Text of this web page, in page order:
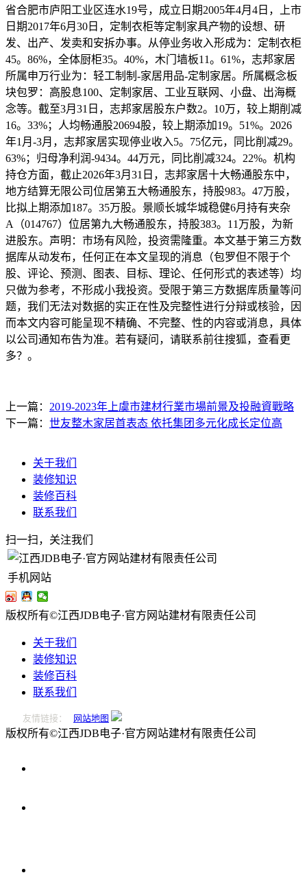
省合肥市庐阳工业区连水19号，成立日期2005年4月4日，上市
日期2017年6月30日，定制衣柜等定制家具产物的设想、研
发、出产、发卖和安拆办事。从停业务收入形成为：定制衣柜
45。86%，全体厨柜35。40%，木门墙板11。61%，志邦家居
所属申万行业为：轻工制制-家居用品-定制家居。所属概念板
块包罗：高股息100、定制家居、工业互联网、小盘、出海概
念等。截至3月31日，志邦家居股东户数2。10万，较上期削减
16。33%；人均畅通股20694股，较上期添加19。51%。2026
年1月-3月，志邦家居实现停业收入5。75亿元，同比削减29。
63%；归母净利润-9434。44万元，同比削减324。22%。机构
持仓方面，截止2026年3月31日，志邦家居十大畅通股东中，
地方结算无限公司位居第五大畅通股东，持股983。47万股，
比拟上期添加187。35万股。景顺长城华城稳健6月持有夹杂
A（014767）位居第九大畅通股东，持股383。11万股，为新
进股东。声明：市场有风险，投资需隆重。本文基于第三方数
据库从动发布，任何正在本文呈现的消息（包罗但不限于个
股、评论、预测、图表、目标、理论、任何形式的表述等）均
只做为参考，不形成小我投资。受限于第三方数据库质量等问
题，我们无法对数据的实正在性及完整性进行分辩或核验，因
而本文内容可能呈现不精确、不完整、性的内容或消息，具体
以公司通知布告为准。若有疑问，请联系前往搜狐，查看更
多？。
上一篇： 2019-2023年上虞市建材行業市場前景及投融資戰略
下一篇： 世友整木家居首表态 依托集团多元化成长定位高
关于我们
装修知识
装修百科
联系我们
扫一扫，关注我们
手机网站
版权所有©江西JDB电子·官方网站建材有限责任公司
关于我们
装修知识
装修百科
联系我们
友情链接： 网站地图
版权所有©江西JDB电子·官方网站建材有限责任公司